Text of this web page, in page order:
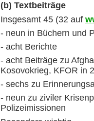
(b) Textbeiträge
Insgesamt 45 (32 auf
- neun in Büchern und
- acht Berichte
- acht Beiträge zu
Kosovokrieg, KFOR in
- sechs zu
- neun zu ziviler
Polizeimissionen